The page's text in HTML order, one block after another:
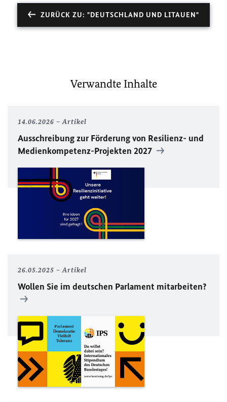
ZURÜCK ZU: "DEUTSCHLAND UND LITAUEN"
Verwandte Inhalte
14.06.2026 Artikel
Ausschreibung zur Förderung von Resilienz- und
Medienkompetenz-Projekten 2027
26.05.2025 Artikel
Wollen Sie im deutschen Parlament mitarbeiten?